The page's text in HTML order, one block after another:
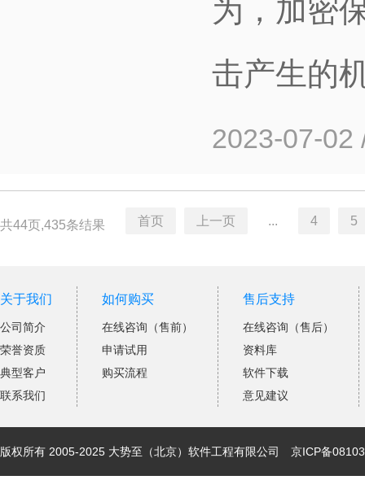
为，加密
击产生的
2023-07-02
共44页,435条结果 首页 上一页 ... 4 5
关于我们
公司简介
荣誉资质
典型客户
联系我们
如何购买
在线咨询（售前）
申请试用
购买流程
售后支持
在线咨询（售后）
资料库
软件下载
意见建议
版权所有 2005-2025 大势至（北京）软件工程有限公司 京ICP备